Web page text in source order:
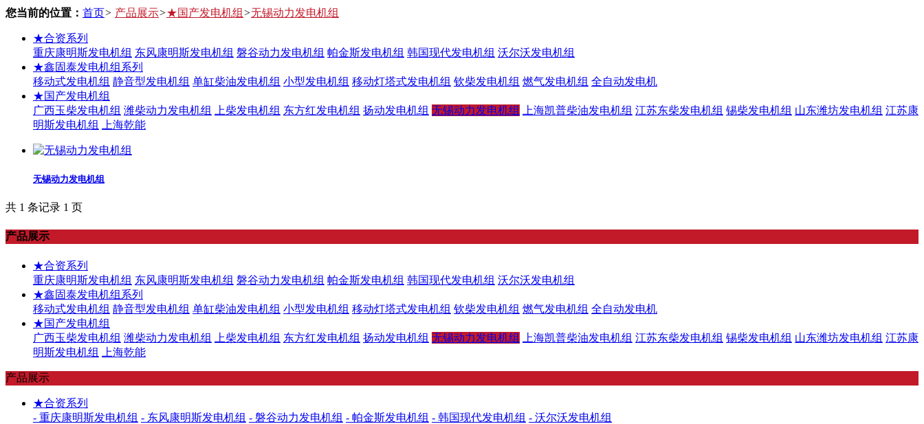
您当前的位置： 首页> 产品展示>★国产发电机组 >无锡动力发电机组
★合资系列
重庆康明斯发电机组 东风康明斯发电机组 磐谷动力发电机组 帕金斯发电机组 韩国现代发电机组 沃尔沃发电机组
★鑫固泰发电机组系列
移动式发电机组 静音型发电机组 单缸柴油发电机组 小型发电机组 移动灯塔式发电机组 钦柴发电机组 燃气发电机组 全自动发电机
★国产发电机组
广西玉柴发电机组 潍柴动力发电机组 上柴发电机组 东方红发电机组 扬动发电机组 无锡动力发电机组 上海凯普柴油发电机组 江苏东柴发电机组 锡柴发电机组 山东潍坊发电机组 江苏康
明斯发电机组
上海乾能
无锡动力发电机组
共 1 条记录 1 页
产品展示
★合资系列
重庆康明斯发电机组 东风康明斯发电机组 磐谷动力发电机组 帕金斯发电机组 韩国现代发电机组 沃尔沃发电机组
★鑫固泰发电机组系列
移动式发电机组 静音型发电机组 单缸柴油发电机组 小型发电机组 移动灯塔式发电机组 钦柴发电机组 燃气发电机组 全自动发电机
★国产发电机组
广西玉柴发电机组 潍柴动力发电机组 上柴发电机组 东方红发电机组 扬动发电机组 无锡动力发电机组 上海凯普柴油发电机组 江苏东柴发电机组 锡柴发电机组 山东潍坊发电机组 江苏康
明斯发电机组
上海乾能
产品展示
★合资系列
- 重庆康明斯发电机组 - 东风康明斯发电机组 - 磐谷动力发电机组 - 帕金斯发电机组 - 韩国现代发电机组 - 沃尔沃发电机组